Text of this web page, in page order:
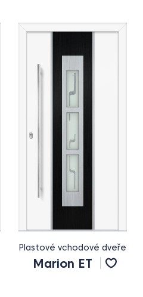
Plastové vchodové dveře
Marion ET